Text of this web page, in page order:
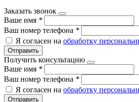
Заказать звонок
Ваше имя *
Ваш номер телефона *
Я согласен на обработку
Отправить
Получить консультацию
Ваше имя *
Ваш номер телефона *
Я согласен на обработку
Отправить